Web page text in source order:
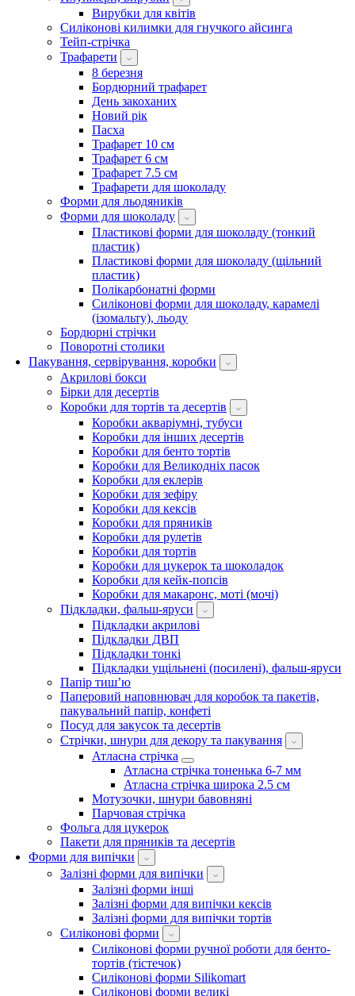
Вирубки для квітів
Силіконові килимки для гнучкого айсинга
Тейп-стрічка
Трафарети
8 березня
Бордюрний трафарет
День закоханих
Новий рік
Пасха
Трафарет 10 см
Трафарет 6 см
Трафарет 7.5 см
Трафарети для шоколаду
Форми для льодяників
Форми для шоколаду
Пластикові форми для шоколаду (тонкий
пластик)
Пластикові форми для шоколаду (щільний
пластик)
Полікарбонатні форми
Силіконові форми для шоколаду, карамелі
(ізомальту), льоду
Бордюрні стрічки
Поворотні столики
Пакування, сервірування, коробки
Акрилові бокси
Бірки для десертів
Коробки для тортів та десертів
Коробки акваріумні, тубуси
Коробки для інших десертів
Коробки для бенто тортів
Коробки для Великодніх пасок
Коробки для еклерів
Коробки для зефіру
Коробки для кексів
Коробки для пряників
Коробки для рулетів
Коробки для тортів
Коробки для цукерок та шоколадок
Коробки для кейк-попсів
Коробки для макаронс, моті (мочі)
Підкладки, фальш-яруси
Підкладки акрилові
Підкладки ДВП
Підкладки тонкі
Підкладки ущільнені (посилені), фальш-яруси
Папір тиш’ю
Паперовий наповнювач для коробок та пакетів,
пакувальний папір, конфеті
Посуд для закусок та десертів
Стрічки, шнури для декору та пакування
Атласна стрічка
Атласна стрічка тоненька 6-7 мм
Атласна стрічка широка 2.5 см
Мотузочки, шнури бавовняні
Парчовая стрічка
Фольга для цукерок
Пакети для пряників та десертів
Форми для випічки
Залізні форми для випічки
Залізні форми інші
Залізні форми для випічки кексів
Залізні форми для випічки тортів
Силіконові форми
Силіконові форми ручної роботи для бенто-
тортів (тістечок)
Силіконові форми Silikomart
Силіконові форми великі